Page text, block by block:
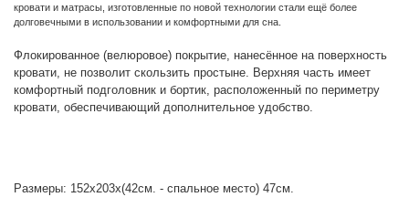
кровати и матрасы, изготовленные по новой технологии стали ещё более
долговечными в использовании и комфортными для сна.
Флокированное (велюровое) покрытие, нанесённое на поверхность
кровати, не позволит скользить простыне. Верхняя часть имеет
комфортный подголовник и бортик, расположенный по периметру
кровати, обеспечивающий дополнительное удобство.
Размеры: 152х203х(42см. - спальное место) 47см.